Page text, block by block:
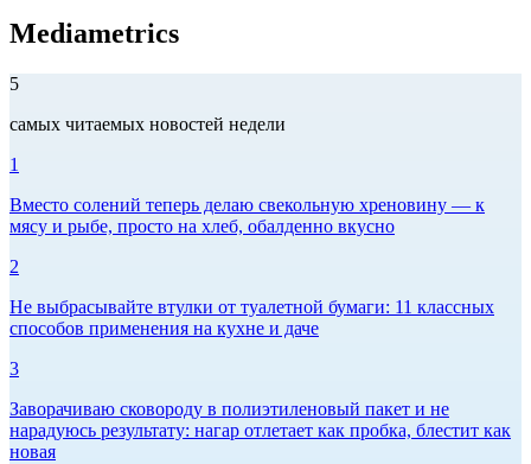
Mediametrics
5
самых читаемых новостей недели
1
Вместо солений теперь делаю свекольную хреновину — к
мясу и рыбе, просто на хлеб, обалденно вкусно
2
Не выбрасывайте втулки от туалетной бумаги: 11 классных
способов применения на кухне и даче
3
Заворачиваю сковороду в полиэтиленовый пакет и не
нарадуюсь результату: нагар отлетает как пробка, блестит как
новая